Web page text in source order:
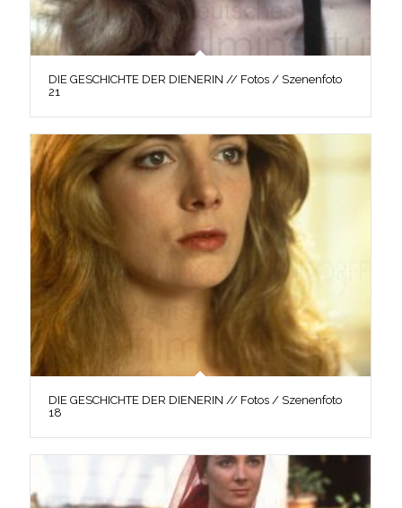
DIE GESCHICHTE DER DIENERIN // Fotos / Szenenfoto
21
DIE GESCHICHTE DER DIENERIN // Fotos / Szenenfoto
18